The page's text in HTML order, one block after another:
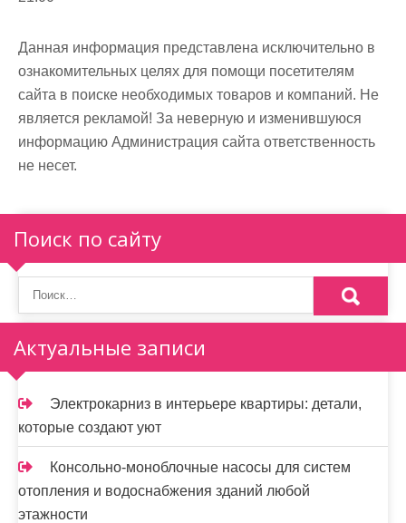
Данная информация представлена исключительно в
ознакомительных целях для помощи посетителям
сайта в поиске необходимых товаров и компаний. Не
является рекламой! За неверную и изменившуюся
информацию Администрация сайта ответственность
не несет.
Поиск по сайту
Актуальные записи
Электрокарниз в интерьере квартиры: детали,
которые создают уют
Консольно-моноблочные насосы для систем
отопления и водоснабжения зданий любой
этажности